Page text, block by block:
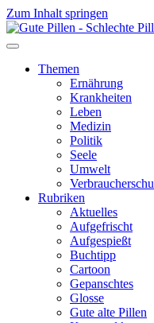
Zum Inhalt springen
Themen
Ernährung
Krankheiten
Leben
Medizin
Politik
Seele
Umwelt
Rubriken
Aktuelles
Aufgefrischt
Aufgespießt
Buchtipp
Cartoon
Gepanschtes
Glosse
Gute alte Pillen